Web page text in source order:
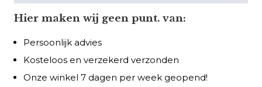
Hier maken wij geen punt. van:
Persoonlijk advies
Kosteloos en verzekerd verzonden
Onze winkel 7 dagen per week geopend!